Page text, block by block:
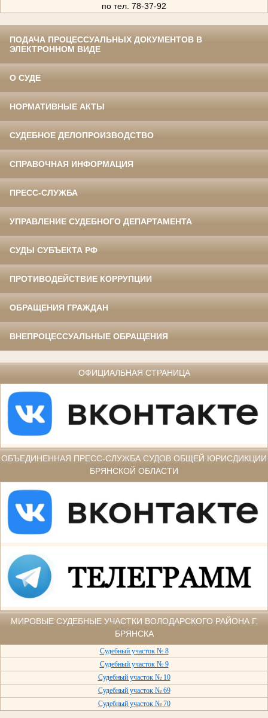
по тел. 78-37-92
ПОДАЧА ПРОЦЕССУАЛЬНЫХ ДОКУМЕНТОВ В
ЭЛЕКТРОННОМ ВИДЕ
О СУДЕ
НОРМАТИВНЫЕ АКТЫ
СУДЕБНОЕ ДЕЛОПРОИЗВОДСТВО
СПРАВОЧНАЯ ИНФОРМАЦИЯ
ПРЕСС-СЛУЖБА
УПРАВЛЕНИЕ СУДЕБНОГО ДЕПАРТАМЕНТА
СУДЫ СУБЪЕКТА РФ
ПРОТИВОДЕЙСТВИЕ КОРРУПЦИИ
ОБРАЩЕНИЯ ГРАЖДАН
ВНЕПРОЦЕССУАЛЬНЫЕ ОБРАЩЕНИЯ
ОФИЦИАЛЬНАЯ СТРАНИЦА
ОБЪЕДИНЕННАЯ ПРЕСС-СЛУЖБА СУДОВ ОБЩЕЙ ЮРИСДИКЦИИ
БРЯНСКОЙ ОБЛАСТИ
МИРОВЫЕ СУДЕБНЫЕ УЧАСТКИ ВОЛОДАРСКОГО РАЙОНА Г.
БРЯНСКА
Судебный участок № 8
Судебный участок № 9
Судебный участок № 10
Судебный участок № 69
Судебный участок № 70